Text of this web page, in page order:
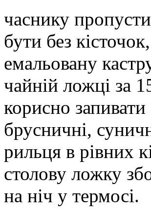
часнику
бути без
емальовану
чайній ложці за
корисно
брусничні,
рильця в рівних
столову ложку
на ніч у термосі.